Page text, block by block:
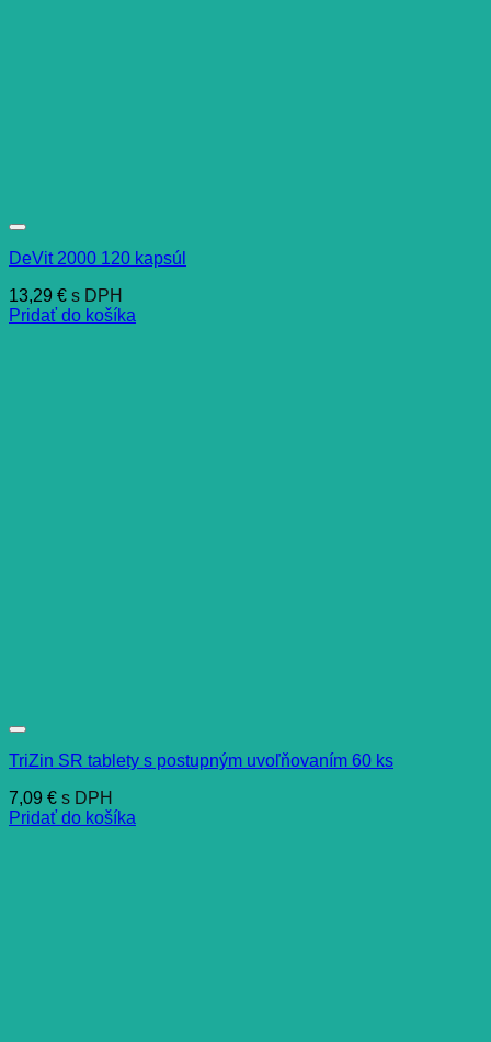
DeVit 2000 120 kapsúl
13,29 € s DPH
Pridať do košíka
TriZin SR tablety s postupným uvoľňovaním 60 ks
7,09 € s DPH
Pridať do košíka